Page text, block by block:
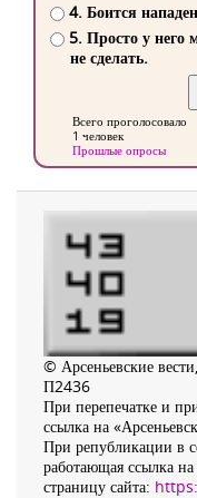
4. Боится
5. Просто у него
не сделать.
Всего проголосовало
1 человек
Прошлые опросы
© Арсеньевские
П2436
При перепечатке и
ссылка на
При републикации в
работающая ссылка
страницу сайта: